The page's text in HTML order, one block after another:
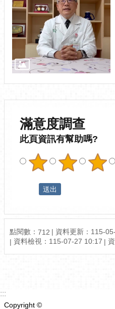
滿意度調查
此頁資訊有幫助嗎?
點閱數： 712
資料更新：115-
資料檢視：115-07-27 10:17
:::
Copyright ©